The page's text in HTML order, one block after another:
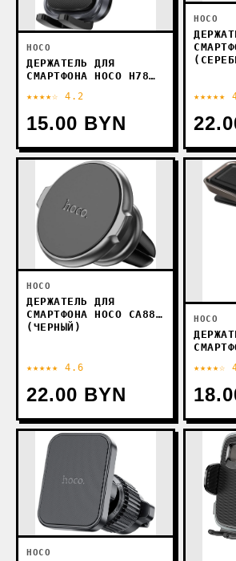
HOCO
ДЕРЖАТЕЛЬ ДЛЯ
СМАРТФОНА HOCO H78
★★★★☆ 4.2
15.00 BYN
HOCO
★★★★★
HOCO
ДЕРЖАТЕЛЬ ДЛЯ
СМАРТФОНА HOCO CA88
(ЧЕРНЫЙ)
★★★★★ 4.6
22.00 BYN
HOCO
СЕРЫЙ)
★★★★☆
HOCO